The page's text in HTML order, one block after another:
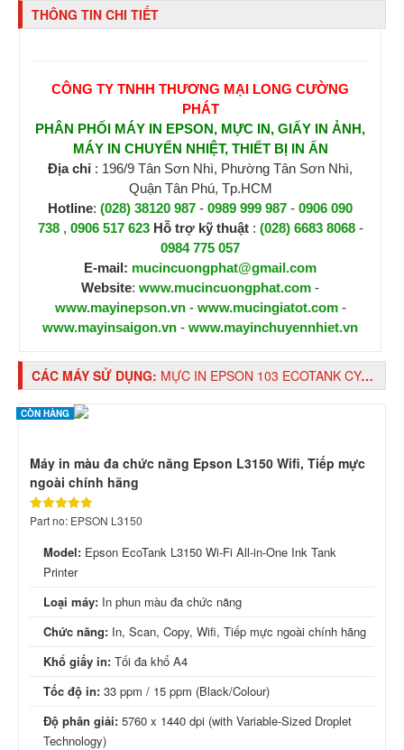
THÔNG TIN CHI TIẾT
CÔNG TY TNHH THƯƠNG MẠI LONG CƯỜNG
PHÁT
PHÂN PHỐI MÁY IN EPSON, MỰC IN, GIẤY IN ẢNH,
MÁY IN CHUYỂN NHIỆT, THIẾT BỊ IN ẤN
Địa chỉ : 196/9 Tân Sơn Nhì, Phường Tân Sơn Nhì,
Quận Tân Phú, Tp.HCM
Hotline: (028) 38120 987 - 0989 999 987 - 0906 090
738, 0906 517 623 Hỗ trợ kỹ thuật : (028) 6683 8068-
0984 775 057
E-mail: mucincuongphat@gmail.com
Website: www.mucincuongphat.com -
www.mayinepson.vn- www.mucingiatot.com-
www.mayinsaigon.vn - www.mayinchuyennhiet.vn
CÁC MÁY SỬ DỤNG: MỰC IN EPSON 103 ECOTANK CYAN INK BOTTLE (C13T00V200)
CÒN HÀNG
Máy in màu đa chức năng Epson L3150 Wifi, Tiếp mực
ngoài chính hãng
Part no: EPSON L3150
Model: Epson EcoTank L3150 Wi-Fi All-in-One Ink Tank
Printer
Loại máy: In phun màu đa chức năng
Chức năng: In, Scan, Copy, Wifi, Tiếp mực ngoài chính hãng
Khổ giấy in: Tối đa khổ A4
Tốc độ in: 33 ppm / 15 ppm (Black/Colour)
Độ phân giải: 5760 x 1440 dpi (with Variable-Sized Droplet
Technology)